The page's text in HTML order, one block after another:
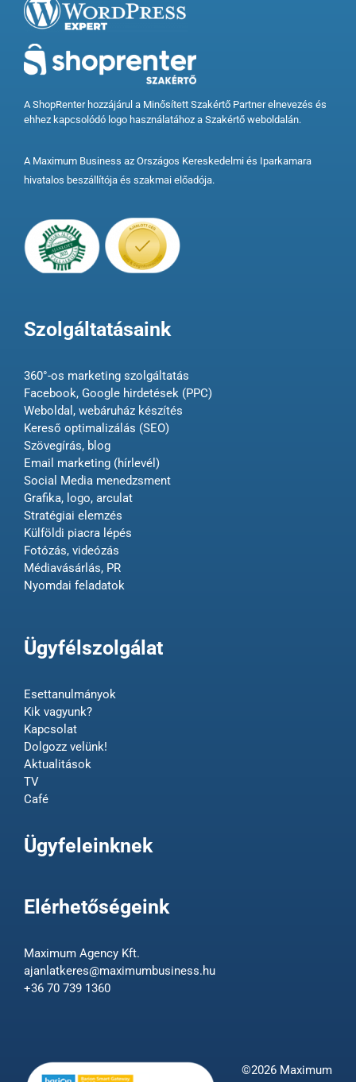
A ShopRenter hozzájárul a Minősített Szakértő Partner elnevezés és
ehhez kapcsolódó logo használatához a Szakértő weboldalán.
A Maximum Business az Országos Kereskedelmi és Iparkamara
hivatalos beszállítója és szakmai előadója.
Szolgáltatásaink
360°-os marketing szolgáltatás
Facebook, Google hirdetések (PPC)
Weboldal, webáruház készítés
Kereső optimalizálás (SEO)
Szövegírás, blog
Email marketing (hírlevél)
Social Media menedzsment
Grafika, logo, arculat
Stratégiai elemzés
Külföldi piacra lépés
Fotózás, videózás
Médiavásárlás, PR
Nyomdai feladatok
Ügyfélszolgálat
Esettanulmányok
Kik vagyunk?
Kapcsolat
Dolgozz velünk!
Aktualitások
TV
Café
Ügyfeleinknek
Elérhetőségeink
Maximum Agency Kft.
ajanlatkeres@maximumbusiness.hu
+36 70 739 1360
©2026 Maximum